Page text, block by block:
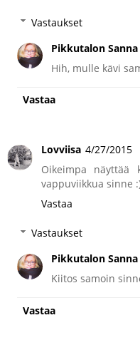
Vastaukset
Pikkutalon Sanna
Hih, mulle kävi
Vastaa
Lovviisa 4/27/2015
Oikeimpa näyttää
vappuviikkua sinne
Vastaa
Vastaukset
Pikkutalon Sanna
Kiitos samoin
Vastaa